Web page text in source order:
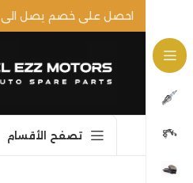
تصفح الأقسام
احصل على خصم يصل الى 20% وشحن مجاني على اول اوردر ليك!